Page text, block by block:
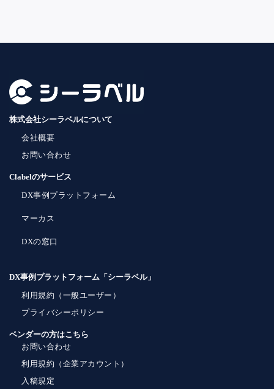
株式会社シーラベルについて
会社概要
お問い合わせ
Clabelのサービス
DX事例プラットフォーム
マーカス
DXの窓口
DX事例プラットフォーム「シーラベル」
利用規約（一般ユーザー）
プライバシーポリシー
ベンダーの方はこちら
お問い合わせ
利用規約（企業アカウント）
入稿規定